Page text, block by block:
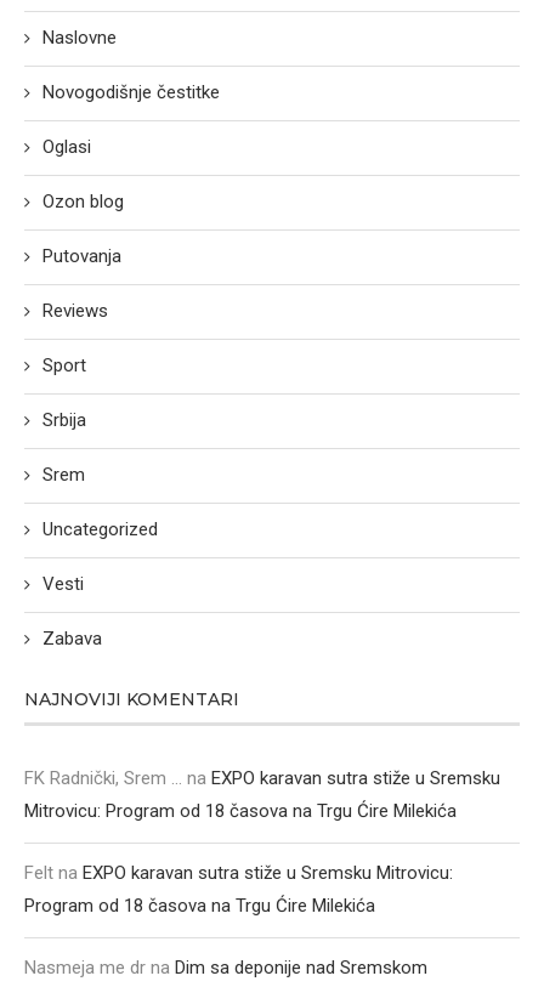
Naslovne
Novogodišnje čestitke
Oglasi
Ozon blog
Putovanja
Reviews
Sport
Srbija
Srem
Uncategorized
Vesti
Zabava
NAJNOVIJI KOMENTARI
FK Radnički, Srem ... na EXPO karavan sutra stiže u Sremsku
Mitrovicu: Program od 18 časova na Trgu Ćire Milekića
Felt na EXPO karavan sutra stiže u Sremsku Mitrovicu:
Program od 18 časova na Trgu Ćire Milekića
Nasmeja me dr na Dim sa deponije nad Sremskom